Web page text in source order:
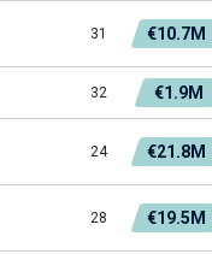
31 €10.7M
32 €1.9M
24 €21.8M
28 €19.5M